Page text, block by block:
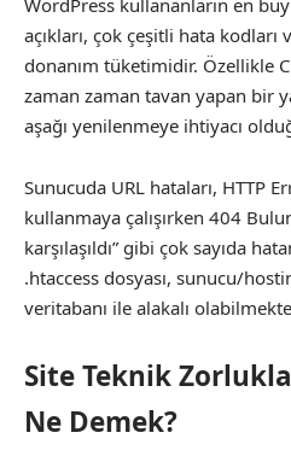
WordPress kullananların en
açıkları, çok çeşitli hata kodları
donanım tüketimidir. Özellikle
zaman zaman tavan yapan bir
aşağı yenilenmeye ihtiyacı
Sunucuda URL hataları, HTTP
kullanmaya çalışırken 404
karşılaşıldı” gibi çok sayıda
.htaccess dosyası, sunucu/
veritabanı ile alakalı
Site Teknik
Ne Demek?